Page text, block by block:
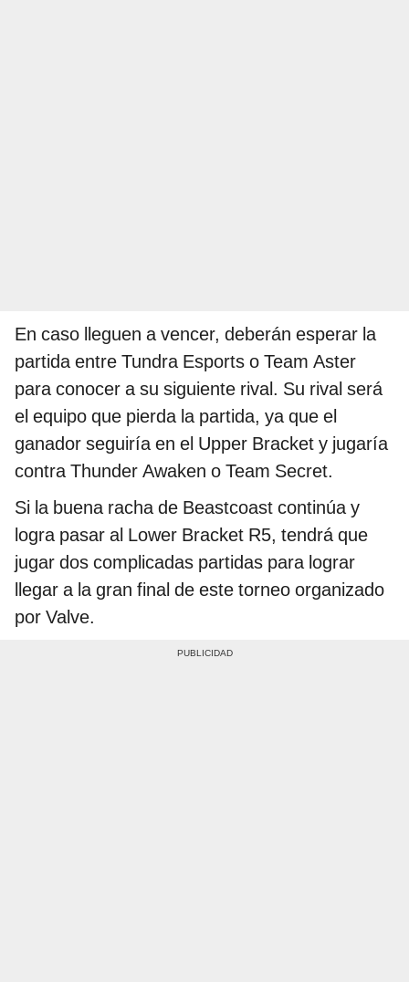
En caso lleguen a vencer, deberán esperar la
partida entre Tundra Esports o Team Aster
para conocer a su siguiente rival. Su rival será
el equipo que pierda la partida, ya que el
ganador seguiría en el Upper Bracket y jugaría
contra Thunder Awaken o Team Secret.
Si la buena racha de Beastcoast continúa y
logra pasar al Lower Bracket R5, tendrá que
jugar dos complicadas partidas para lograr
llegar a la gran final de este torneo organizado
por Valve.